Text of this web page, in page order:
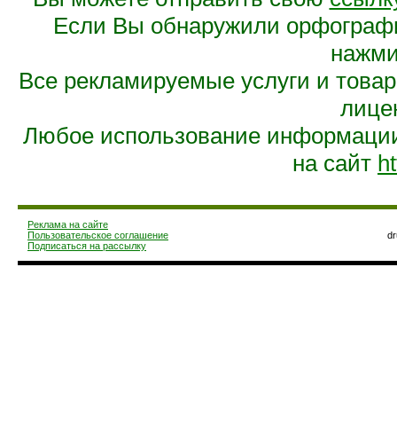
Если Вы обнаружили
Все рекламируемые услуги и
Любое использование
на сайт
Реклама на сайте
Пользовательское соглашение
Подписаться на рассылку